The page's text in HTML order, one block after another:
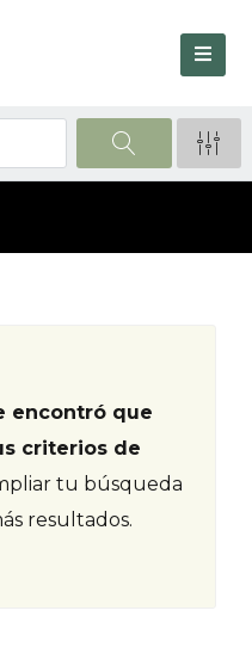
encontró que
criterios de
tu búsqueda
resultados.